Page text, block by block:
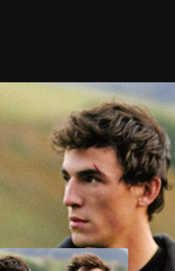
ภาพนิ่ง เนื้อหาที่แนะนำ รายละเอียด